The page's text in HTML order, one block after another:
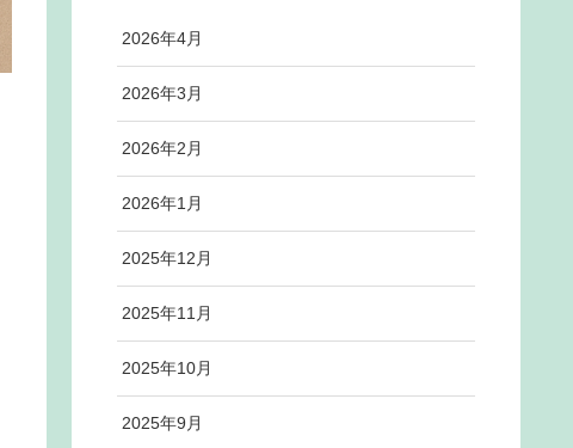
2026年4月
2026年3月
2026年2月
2026年1月
2025年12月
2025年11月
2025年10月
2025年9月